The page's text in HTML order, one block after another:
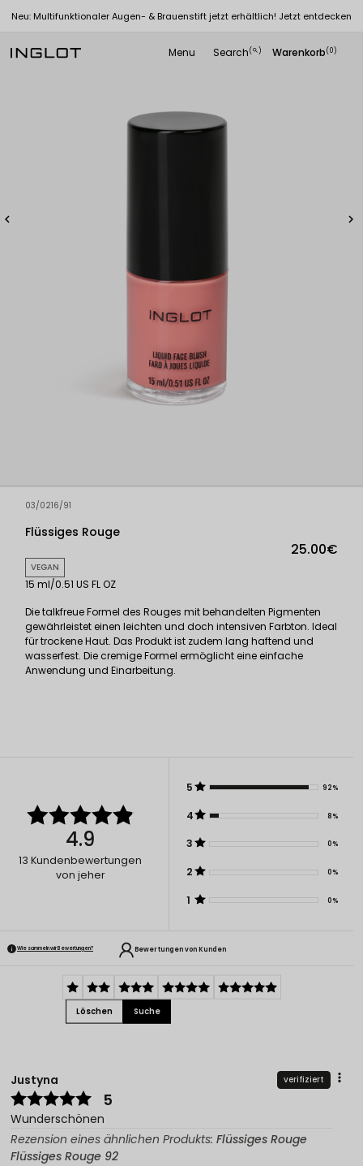
Neu: Multifunktionaler Augen- & Brauenstift jetzt erhältlich! Jetzt entdecken
Menu Search(
search ) Warenkorb(0)
 
03/0216/91
Flüssiges Rouge
25.00€
VEGAN
15 ml/0.51 US FL OZ
Die talkfreue Formel des Rouges mit behandelten Pigmenten
gewährleistet einen leichten und doch intensiven Farbton. Ideal
für trockene Haut. Das Produkt ist zudem lang haftend und
wasserfest. Die cremige Formel ermöglicht eine einfache
Anwendung und Einarbeitung.
4.9
13 Kundenbewertungen
von jeher
5 92%
4 8%
3 0%
2 0%
1 0%
Wie sammeln wir Bewertungen? Bewertungen von Kunden
Löschen Suche
Justyna verifiziert
5
Wunderschönen
Rezension eines ähnlichen Produkts: Flüssiges Rouge
Flüssiges Rouge 92